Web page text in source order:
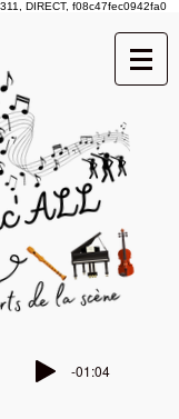
DIRECT, f08c47fec0942fa0
-01:04